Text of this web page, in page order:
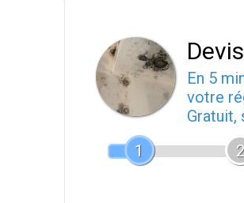
En 5
votre
Gratuit,
1
2